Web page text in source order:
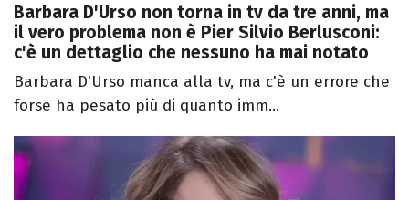
Barbara D'Urso non torna in tv da tre anni, ma
il vero problema non è Pier Silvio Berlusconi:
c'è un dettaglio che nessuno ha mai notato
Barbara D'Urso manca alla tv, ma c'è un errore che
forse ha pesato più di quanto imm...